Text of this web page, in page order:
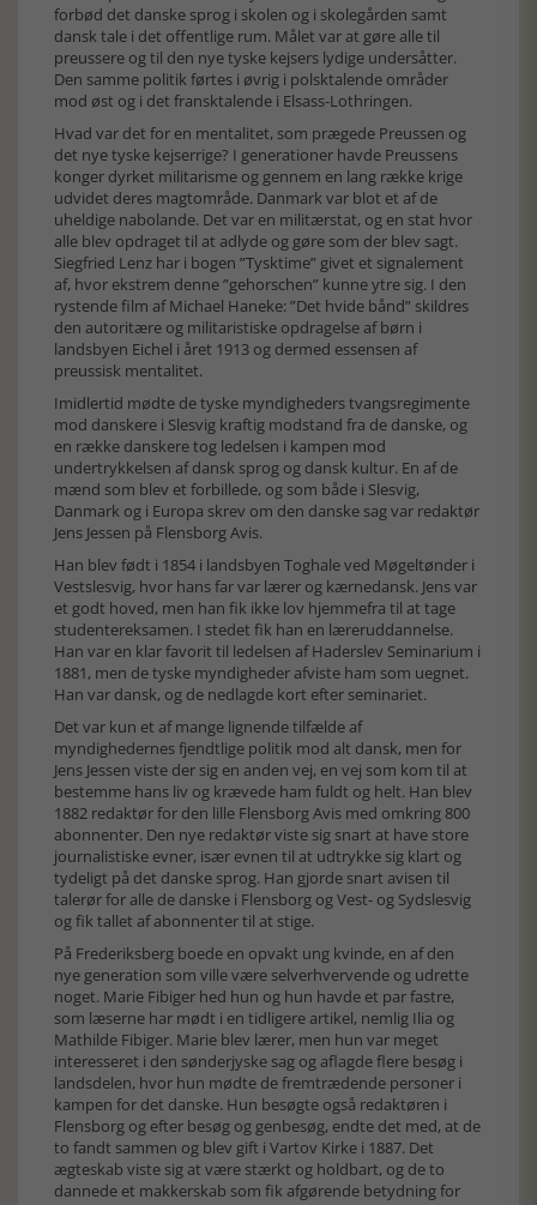
forbød det danske sprog i skolen og i skolegården samt
dansk tale i det offentlige rum. Målet var at gøre alle til
preussere og til den nye tyske kejsers lydige undersåtter.
Den samme politik førtes i øvrig i polsktalende områder
mod øst og i det fransktalende i Elsass-Lothringen.
Hvad var det for en mentalitet, som prægede Preussen og
det nye tyske kejserrige? I generationer havde Preussens
konger dyrket militarisme og gennem en lang række krige
udvidet deres magtområde. Danmark var blot et af de
uheldige nabolande. Det var en militærstat, og en stat hvor
alle blev opdraget til at adlyde og gøre som der blev sagt.
Siegfried Lenz har i bogen ”Tysktime” givet et signalement
af, hvor ekstrem denne ”gehorschen” kunne ytre sig. I den
rystende film af Michael Haneke: ”Det hvide bånd” skildres
den autoritære og militaristiske opdragelse af børn i
landsbyen Eichel i året 1913 og dermed essensen af
preussisk mentalitet.
Imidlertid mødte de tyske myndigheders tvangsregimente
mod danskere i Slesvig kraftig modstand fra de danske, og
en række danskere tog ledelsen i kampen mod
undertrykkelsen af dansk sprog og dansk kultur. En af de
mænd som blev et forbillede, og som både i Slesvig,
Danmark og i Europa skrev om den danske sag var redaktør
Jens Jessen på Flensborg Avis.
Han blev født i 1854 i landsbyen Toghale ved Møgeltønder i
Vestslesvig, hvor hans far var lærer og kærnedansk. Jens var
et godt hoved, men han fik ikke lov hjemmefra til at tage
studentereksamen. I stedet fik han en læreruddannelse.
Han var en klar favorit til ledelsen af Haderslev Seminarium i
1881, men de tyske myndigheder afviste ham som uegnet.
Han var dansk, og de nedlagde kort efter seminariet.
Det var kun et af mange lignende tilfælde af
myndighedernes fjendtlige politik mod alt dansk, men for
Jens Jessen viste der sig en anden vej, en vej som kom til at
bestemme hans liv og krævede ham fuldt og helt. Han blev
1882 redaktør for den lille Flensborg Avis med omkring 800
abonnenter. Den nye redaktør viste sig snart at have store
journalistiske evner, især evnen til at udtrykke sig klart og
tydeligt på det danske sprog. Han gjorde snart avisen til
talerør for alle de danske i Flensborg og Vest- og Sydslesvig
og fik tallet af abonnenter til at stige.
På Frederiksberg boede en opvakt ung kvinde, en af den
nye generation som ville være selverhvervende og udrette
noget. Marie Fibiger hed hun og hun havde et par fastre,
som læserne har mødt i en tidligere artikel, nemlig Ilia og
Mathilde Fibiger. Marie blev lærer, men hun var meget
interesseret i den sønderjyske sag og aflagde flere besøg i
landsdelen, hvor hun mødte de fremtrædende personer i
kampen for det danske. Hun besøgte også redaktøren i
Flensborg og efter besøg og genbesøg, endte det med, at de
to fandt sammen og blev gift i Vartov Kirke i 1887. Det
ægteskab viste sig at være stærkt og holdbart, og de to
dannede et makkerskab som fik afgørende betydning for